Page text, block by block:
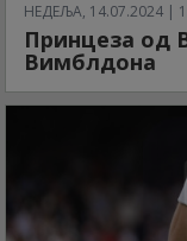
НЕДЕЉА, 14.07.2024 |
Принцеза од
Вимблдона